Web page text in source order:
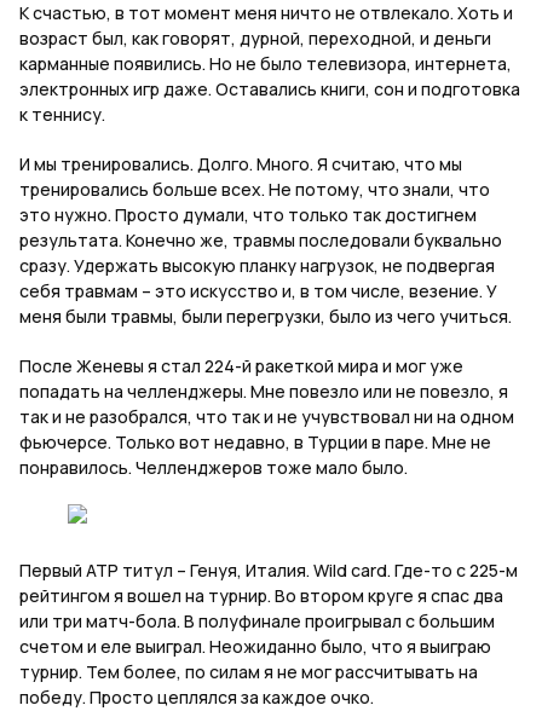
К счастью, в тот момент меня ничто не отвлекало. Хоть и
возраст был, как говорят, дурной, переходной, и деньги
карманные появились. Но не было телевизора, интернета,
электронных игр даже. Оставались книги, сон и подготовка
к теннису.
И мы тренировались. Долго. Много. Я считаю, что мы
тренировались больше всех. Не потому, что знали, что
это нужно. Просто думали, что только так достигнем
результата. Конечно же, травмы последовали буквально
сразу. Удержать высокую планку нагрузок, не подвергая
себя травмам – это искусство и, в том числе, везение. У
меня были травмы, были перегрузки, было из чего учиться.
После Женевы я стал 224-й ракеткой мира и мог уже
попадать на челленджеры. Мне повезло или не повезло, я
так и не разобрался, что так и не учувствовал ни на одном
фьючерсе. Только вот недавно, в Турции в паре. Мне не
понравилось. Челленджеров тоже мало было.
Первый АТР титул – Генуя, Италия. Wild card. Где-то с 225-м
рейтингом я вошел на турнир. Во втором круге я спас два
или три матч-бола. В полуфинале проигрывал с большим
счетом и еле выиграл. Неожиданно было, что я выиграю
турнир. Тем более, по силам я не мог рассчитывать на
победу. Просто цеплялся за каждое очко.